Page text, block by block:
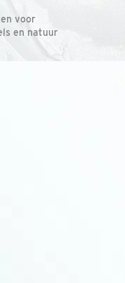
voor
en natuur